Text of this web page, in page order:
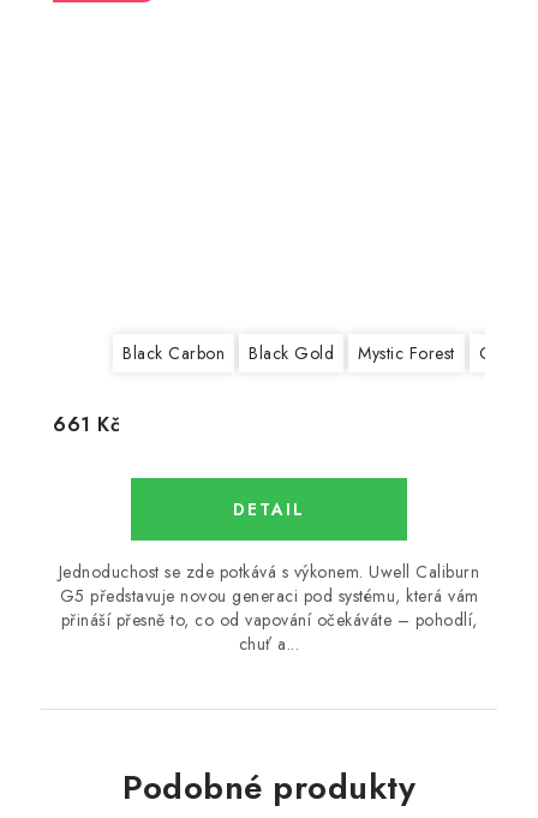
Black Carbon Black Gold Mystic Forest
661 Kč
Jednoduchost se zde potkává s výkonem. Uwell Caliburn
G5 představuje novou generaci pod systému, která vám
přináší přesně to, co od vapování očekáváte – pohodlí,
chuť a...
Podobné produkty